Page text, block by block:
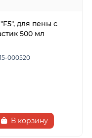
для пены с
500 мл
000520
В корзину